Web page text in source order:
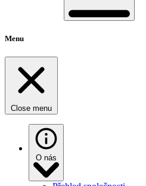
Menu
Close menu
O nás